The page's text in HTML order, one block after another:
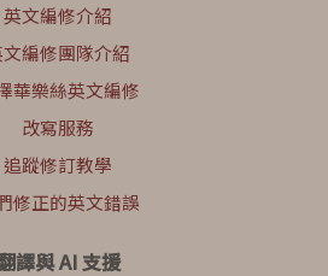
英文編修介紹
編修團隊介紹
華樂絲英文編修
改寫服務
追蹤修訂教學
修正的英文錯誤
譯與 AI 支援